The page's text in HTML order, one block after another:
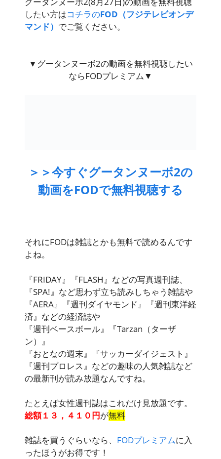
したい方はコチラのFOD（フジテレビオンデ
マンド） でご覧ください。
▼グータンヌーボ2の動画を無料視聴したい
ならFODプレミアム▼
＞＞今すぐグータンヌーボ2の
動画をFODで無料視聴する
それにFODは雑誌とかも無料で読めるんです
よね。
『FRIDAY』『FLASH』などの写真週刊誌、
『SPA!』など思わず立ち読みしちゃう雑誌や
『AERA』『週刊ダイヤモンド』『週刊東洋経
済』などの経済誌や
『週刊ベースボール』『Tarzan（ターザ
ン）』
『おとなの週末』『サッカーダイジェスト』
『週刊プロレス』などの趣味の人気雑誌など
の最新刊が読み放題なんですね。
たとえば女性週刊誌はこれだけ見放題です。
総額１３，４１０円が無料
雑誌を買うぐらいなら、 FODプレミアムに入
ったほうがお得です！